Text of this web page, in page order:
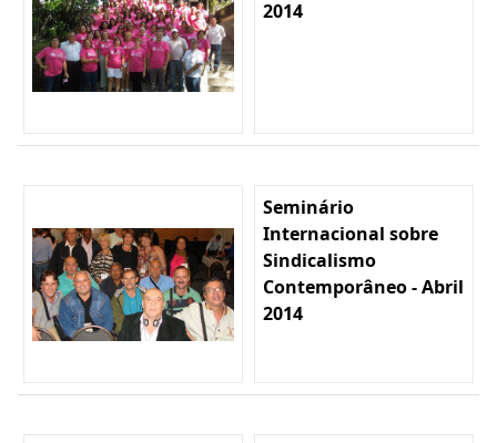
2014
Seminário
Internacional sobre
Sindicalismo
Contemporâneo - Abril
2014